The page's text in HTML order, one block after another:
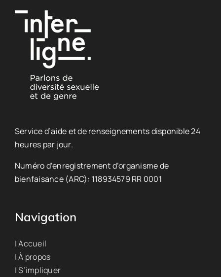
Service d’aide et de renseignements disponible 24
heures par jour.
Numéro d’enregistrement d’organisme de
bienfaisance (ARC): 118934579 RR 0001
Navigation
| Accueil
| À propos
| S’impliquer